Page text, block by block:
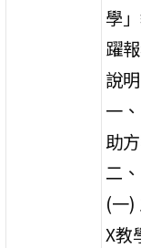
學
躍
說明
一
助
二
(一)
X教